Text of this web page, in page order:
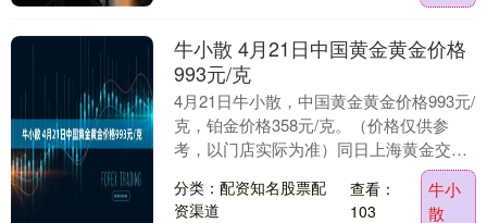
牛小散 4月21日中国黄金黄金价格
993元/克
4月21日牛小散，中国黄金黄金价格993元/
克，铂金价格358元/克。（价格仅供参
考，以门店实际为准）同日上海黄金交易
所现货黄金AU9999最新价为800.6元....
分类：配资知名股票配
资渠道
查看：
103
牛小
散